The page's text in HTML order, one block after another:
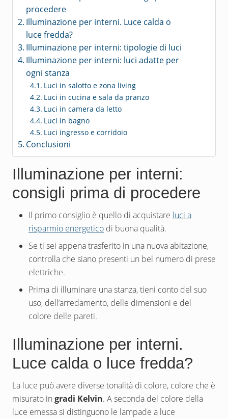
procedere
Illuminazione per interni. Luce calda o
luce fredda?
Illuminazione per interni: tipologie di luci
Illuminazione per interni: luci adatte per
ogni stanza
Luci in salotto e zona living
Luci in cucina e sala da pranzo
Luci in camera da letto
Luci in bagno
Luci ingresso e corridoio
Conclusioni
Illuminazione per interni:
consigli prima di procedere
Il primo consiglio è quello di acquistare luci a
risparmio energetico di buona qualità.
Se ti sei appena trasferito in una nuova abitazione,
controlla che siano presenti un bel numero di prese
elettriche.
Prima di illuminare una stanza, tieni conto del suo
uso, dell’arredamento, delle dimensioni e del
colore delle pareti.
Illuminazione per interni.
Luce calda o luce fredda?
La luce può avere diverse tonalità di colore, colore che è
misurato in gradi Kelvin. A seconda del colore della
luce emessa si distinguono le lampade a luce